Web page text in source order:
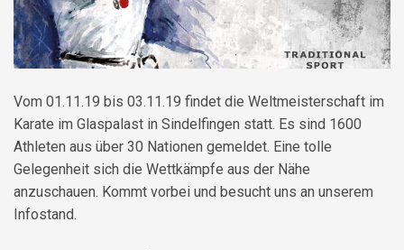
Vom 01.11.19 bis 03.11.19 findet die Weltmeisterschaft im
Karate im Glaspalast in Sindelfingen statt. Es sind 1600
Athleten aus über 30 Nationen gemeldet. Eine tolle
Gelegenheit sich die Wettkämpfe aus der Nähe
anzuschauen. Kommt vorbei und besucht uns an unserem
Infostand.